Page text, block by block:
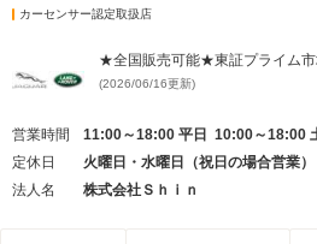
カーセンサー認定取扱店
★全国販売可能★東証プライム
(2026/06/16更新)
営業時間
11:00～18:00 平日 10:00～18:00
定休日
火曜日・水曜日（祝日の場合営業）
法人名
株式会社Ｓｈｉｎ